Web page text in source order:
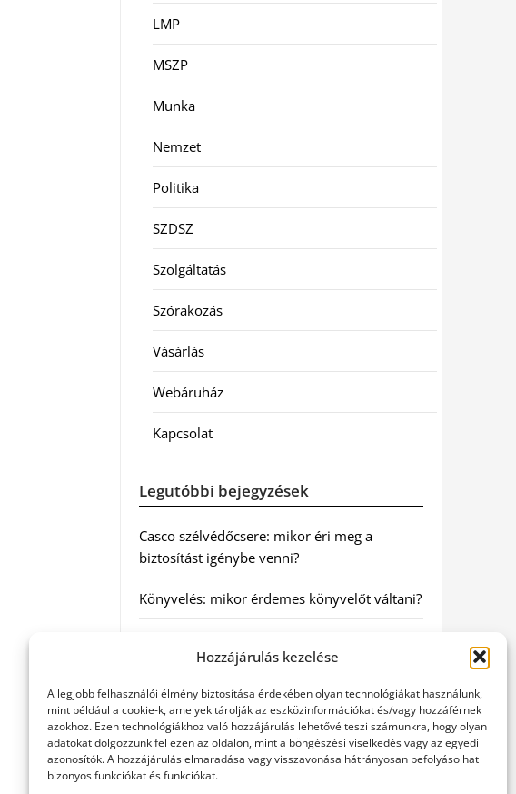
Hozzájárulás kezelése
A legjobb felhasználói élmény biztosítása érdekében olyan technológiákat használunk,
mint például a cookie-k, amelyek tárolják az eszközinformációkat és/vagy hozzáférnek
azokhoz. Ezen technológiákhoz való hozzájárulás lehetővé teszi számunkra, hogy olyan
adatokat dolgozzunk fel ezen az oldalon, mint a böngészési viselkedés vagy az egyedi
azonosítók. A hozzájárulás elmaradása vagy visszavonása hátrányosan befolyásolhat
bizonyos funkciókat és funkciókat.
LMP
MSZP
Munka
Nemzet
Politika
SZDSZ
Szolgáltatás
Szórakozás
Vásárlás
Webáruház
Kapcsolat
Legutóbbi bejegyzések
Casco szélvédőcsere: mikor éri meg a
biztosítást igénybe venni?
Könyvelés: mikor érdemes könyvelőt váltani?
szakszerű jogi háttér a biztonságos
Munkajogi ügyvéd: miért nem érdemes várni
a jogi segítséggel